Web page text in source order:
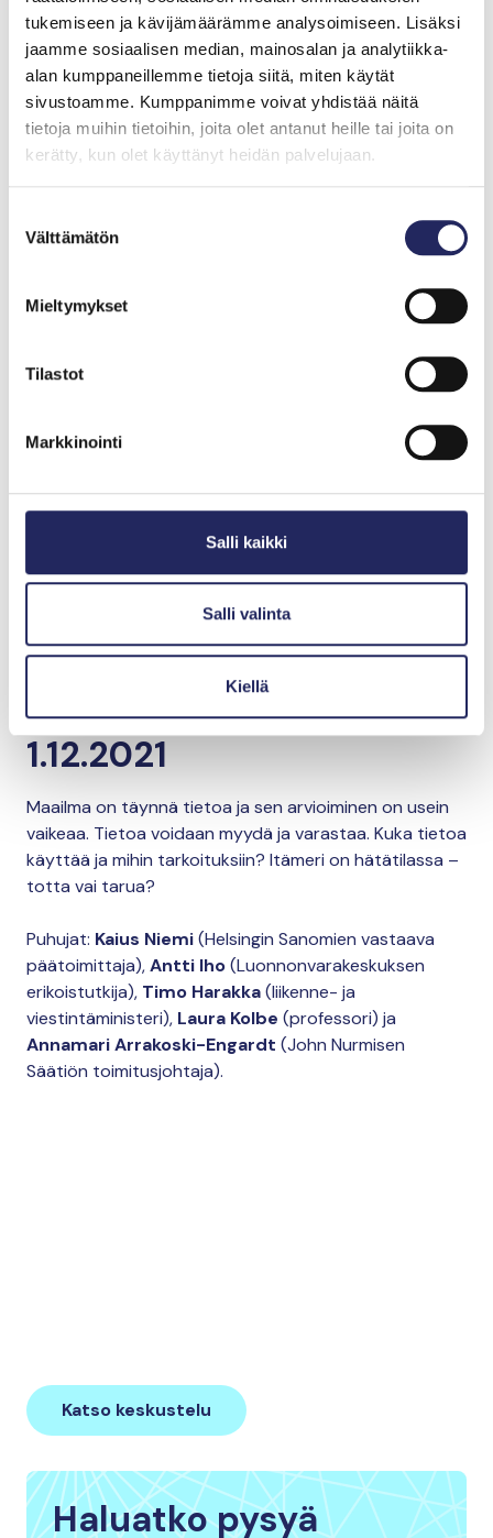
tukemiseen ja kävijämäärämme analysoimiseen. Lisäksi
jaamme sosiaalisen median, mainosalan ja analytiikka-
alan kumppaneillemme tietoja siitä, miten käytät
sivustoamme. Kumppanimme voivat yhdistää näitä
tietoja muihin tietoihin, joita olet antanut heille tai joita on
kerätty, kun olet käyttänyt heidän palvelujaan.
valinta
Välttämätön
Mieltymykset
Tilastot
Markkinointi
Salli kaikki
Salli valinta
Kiellä
Change cookie settings
Katso keskustelu
Ylirajainen –
Pinnanalainen 5.4.2022
meremme eteen? Puhetta vai tekoja? Toimiiko
yhteistyö ja kuinka muuttunut turvallisuuspoliittinen
huolissaan luontokadosta pitää olla? Loppuuko
ilmasto- ja ympäristöministeri),Juhani Kaskeala(ent.
puolustusvoimien komentaja, amiraali),
eläintieteellisen aseman tieteellinen johtaja) ja
Annamari Arrakoski-Engardt(John Nurmisen
Säätiön toimitusjohtaja).
Tieto, kuvittelu ja valta
1.12.2021
Maailma on täynnä tietoa ja sen arvioiminen on usein
vaikeaa. Tietoa voidaan myydä ja varastaa. Kuka tietoa
käyttää ja mihin tarkoituksiin? Itämeri on hätätilassa –
totta vai tarua?
Puhujat: Kaius Niemi(Helsingin Sanomien vastaava
päätoimittaja),Antti Iho(Luonnonvarakeskuksen
erikoistutkija), Timo Harakka(liikenne- ja
viestintäministeri), Laura Kolbe (professori) ja
Annamari Arrakoski-Engardt (John Nurmisen
Säätiön toimitusjohtaja).
Change cookie settings
Katso keskustelu
Haluatko pysyä